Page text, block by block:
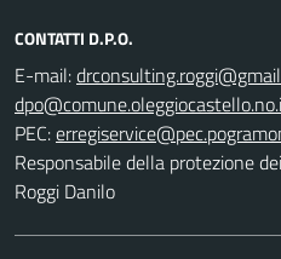
CONTATTI D.P.O.
E-mail:
PEC:
Responsabile della protezione
Roggi Danilo